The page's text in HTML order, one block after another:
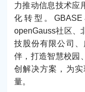
力推动信息技术应
化转型。
openGauss社区、
技股份有限公司
伴，打造智慧校园
创解决方案，为
量。